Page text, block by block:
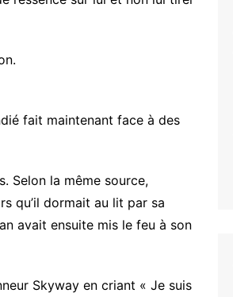
fait maintenant face à des
Selon la même source,
qu’il dormait au lit par sa
avait ensuite mis le feu à son
Skyway en criant « Je suis